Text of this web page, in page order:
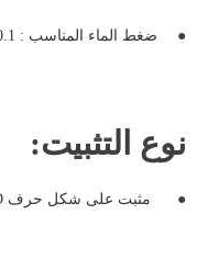
● ضغط الماء المناسب : 0.1 ميجا باسكال ~ 1.0 ميجا باسكال
نوع التثبيت:
● مثبت على شكل حرف